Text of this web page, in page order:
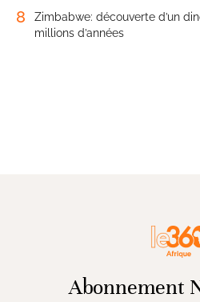
8
Zimbabwe: découverte d’un
millions d’années
Abonnement